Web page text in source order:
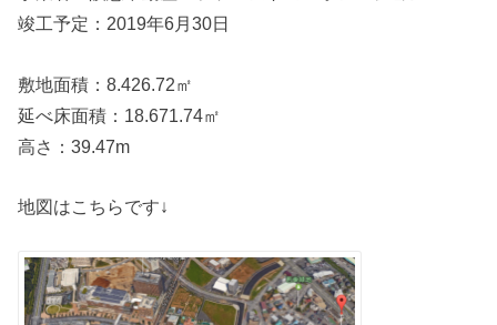
竣工予定：2019年6月30日
敷地面積：8.426.72㎡
延べ床面積：18.671.74㎡
高さ：39.47m
地図はこちらです↓